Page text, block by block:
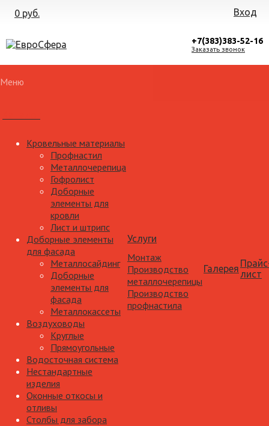
0 руб. Вход
+7(383)383-52-16
Заказать звонок
Меню
Кровельные материалы
Профнастил
Металлочерепица
Гофролист
Доборные
элементы для
кровли
Лист и штрипс
Доборные элементы
для фасада
Металлосайдинг
Доборные
элементы для
фасада
Металлокассеты
Воздуховоды
Круглые
Прямоугольные
Водосточная система
Нестандартные
изделия
Оконные откосы и
отливы
Столбы для забора
Услуги
Монтаж
Производство
металлочерепицы
Производство
профнастила
Галерея лист